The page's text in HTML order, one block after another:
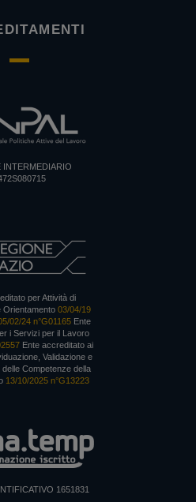
INTERMEDIARIO
per Attività di
Orientamento 03/04/19
02/24 n°G01165 Ente
i Servizi per il Lavoro
Ente accreditato ai
Validazione e
Competenze della
13/10/2025 n°G13223
1651831